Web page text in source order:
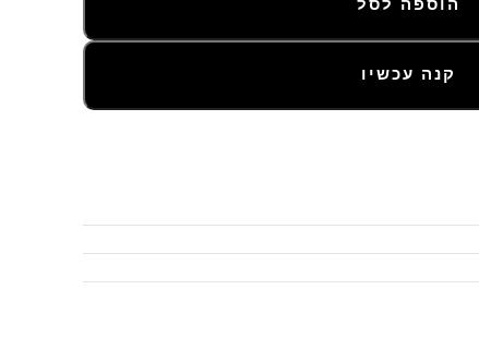
הוספה לסל
קנה עכשיו